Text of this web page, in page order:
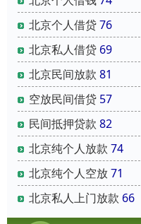
北京个人借贷76
北京私人借贷 69
北京民间放款 81
空放民间借贷 57
民间抵押贷款 82
北京纯个人放款 74
北京纯个人空放71
北京私人上门放款 66